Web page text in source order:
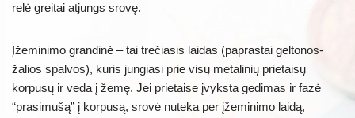
relė greitai atjungs srovę.
Įžeminimo grandinė – tai trečiasis laidas (paprastai geltonos-
žalios spalvos), kuris jungiasi prie visų metalinių prietaisų
korpusų ir veda į žemę. Jei prietaise įvyksta gedimas ir fazė
“prasimušą” į korpusą, srovė nuteka per įžeminimo laidą,